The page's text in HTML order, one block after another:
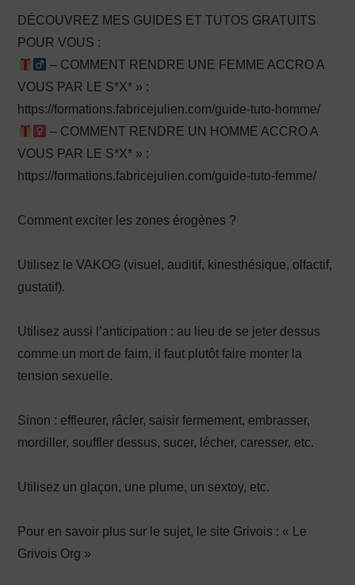
DÉCOUVREZ MES GUIDES ET TUTOS GRATUITS
POUR VOUS :
– COMMENT RENDRE UNE FEMME ACCRO A
VOUS PAR LE S*X* » :
https://formations.fabricejulien.com/guide-tuto-homme/
– COMMENT RENDRE UN HOMME ACCRO A
VOUS PAR LE S*X* » :
https://formations.fabricejulien.com/guide-tuto-femme/
Comment exciter les zones érogènes ?
Utilisez le VAKOG (visuel, auditif, kinesthésique, olfactif,
gustatif).
Utilisez aussi l’anticipation : au lieu de se jeter dessus
comme un mort de faim, il faut plutôt faire monter la
tension sexuelle.
Sinon : effleurer, râcler, saisir fermement, embrasser,
mordiller, souffler dessus, sucer, lécher, caresser, etc.
Utilisez un glaçon, une plume, un sextoy, etc.
Pour en savoir plus sur le sujet, le site Grivois : « Le
Grivois Org »